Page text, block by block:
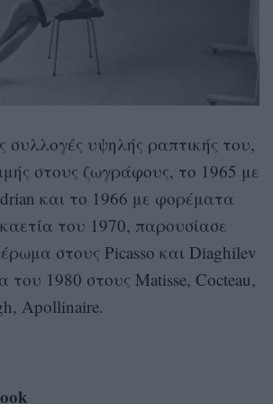
συλλογές υψηλής ραπτικής του,
στους ζωγράφους, το 1965 με
και το 1966 με φορέματα
του 1970, παρουσίασε
στους Picasso και Diaghilev
του 1980 στους Matisse, Cocteau,
Apollinaire.